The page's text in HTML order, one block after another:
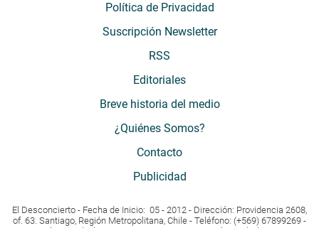
Política de Privacidad
Suscripción Newsletter
RSS
Editoriales
Breve historia del medio
¿Quiénes Somos?
Contacto
Publicidad
El Desconcierto - Fecha de Inicio: 05 - 2012 - Dirección: Providencia 2608,
of. 63. Santiago, Región Metropolitana, Chile - Teléfono: (+569) 67899269 -